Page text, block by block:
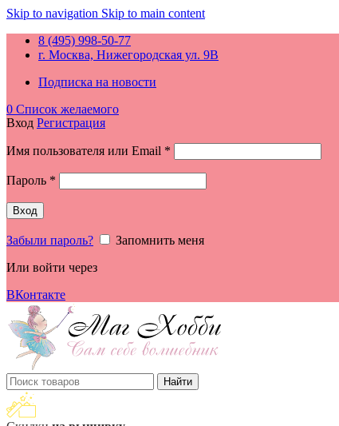
Skip to navigation Skip to main content
8 (495) 998-50-77
г. Москва, Нижегородская ул. 9В
Подписка на новости
0 Список желаемого
Вход Регистрация
Имя пользователя или Email *
Пароль *
Вход
Забыли пароль?
Запомнить меня
Или войти через
ВКонтакте
Найти